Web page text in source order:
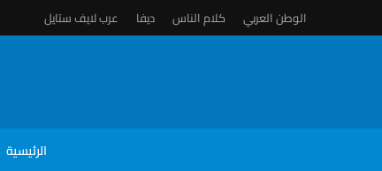
الوطن العربي كلام الناس ديفا عرب لايف ستايل
الرئيسية